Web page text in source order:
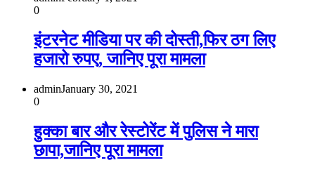
0
इंटरनेट मीडिया पर की दोस्ती,फिर ठग लिए
हजारो रुपए, जानिए पूरा मामला
adminJanuary 30, 2021
0
हुक्का बार और रेस्टोरेंट में पुलिस ने मारा
छापा,जानिए पूरा मामला